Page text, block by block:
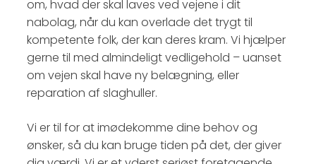
om, hvad der skal laves ved vejene i dit
nabolag, når du kan overlade det trygt til
kompetente folk, der kan deres kram. Vi hjælper
gerne til med almindeligt vedligehold – uanset
om vejen skal have ny belægning, eller
reparation af slaghuller.
Vi er til for at imødekomme dine behov og
ønsker, så du kan bruge tiden på det, der giver